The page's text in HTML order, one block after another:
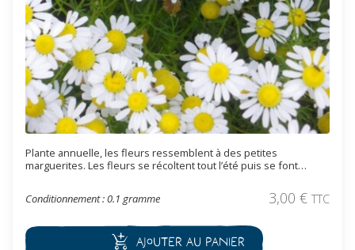
Plante annuelle, les fleurs ressemblent à des petites
marguerites. Les fleurs se récoltent tout l’été puis se font
en tisane, la camomille est également reconnue pour ses
bienfaits calmants et digestifs.
Conditionnement : 0.1 gramme 3,00 € TTC
Ajouter au panier